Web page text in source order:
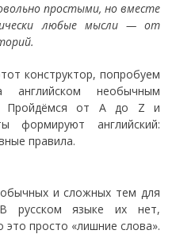
простыми, но вместе
любые мысли — от
конструктор, попробуем
английском необычным
Пройдёмся от A до Z и
формируют английский:
правила.
и сложных тем для
В русском языке их нет,
просто «лишние слова».